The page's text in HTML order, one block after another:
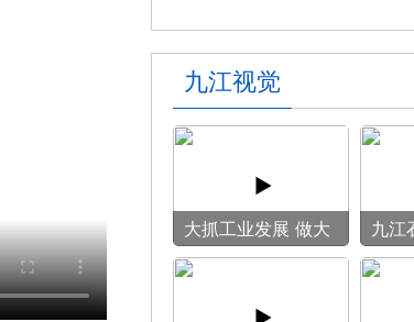
作
九江视觉
大抓工业发展 做大
模具产业
九江
施工